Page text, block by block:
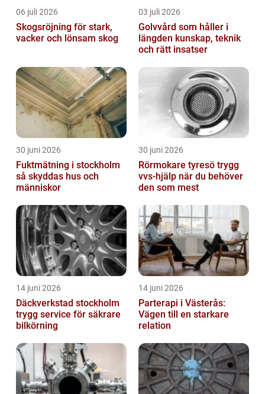
06 juli 2026
Skogsröjning för stark,
vacker och lönsam skog
03 juli 2026
Golvvård som håller i
längden kunskap, teknik
och rätt insatser
30 juni 2026
Fuktmätning i stockholm
så skyddas hus och
människor
30 juni 2026
Rörmokare tyresö trygg
vvs-hjälp när du behöver
den som mest
14 juni 2026
Däckverkstad stockholm
trygg service för säkrare
bilkörning
14 juni 2026
Parterapi i Västerås:
Vägen till en starkare
relation